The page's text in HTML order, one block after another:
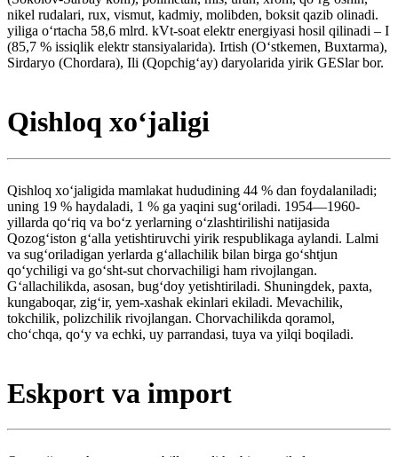
nikel rudalari, rux, vismut, kadmiy, molibden, boksit qazib olinadi.
yiliga oʻrtacha 58,6 mlrd. kVt-soat elektr energiyasi hosil qilinadi – I
(85,7 % issiqlik elektr stansiyalarida). Irtish (Oʻstkemen, Buxtarma),
Sirdaryo (Chordara), Ili (Qopchigʻay) daryolarida yirik GESlar bor.
Qishloq xoʻjaligi
Qishloq xoʻjaligida mamlakat hududining 44 % dan foydalaniladi;
uning 19 % haydaladi, 1 % ga yaqini sugʻoriladi. 1954—1960-
yillarda qoʻriq va boʻz yerlarning oʻzlashtirilishi natijasida
Qozogʻiston gʻalla yetishtiruvchi yirik respublikaga aylandi. Lalmi
va sugʻoriladigan yerlarda gʻallachilik bilan birga goʻshtjun
qoʻychiligi va goʻsht-sut chorvachiligi ham rivojlangan.
Gʻallachilikda, asosan, bugʻdoy yetishtiriladi. Shuningdek, paxta,
kungaboqar, zigʻir, yem-xashak ekinlari ekiladi. Mevachilik,
tokchilik, polizchilik rivojlangan. Chorvachilikda qoramol,
choʻchqa, qoʻy va echki, uy parrandasi, tuya va yilqi boqiladi.
Eskport va import